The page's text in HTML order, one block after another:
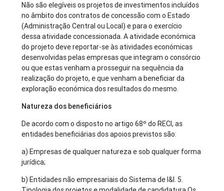
Não são elegíveis os projetos de investimentos incluídos
no âmbito dos contratos de concessão com o Estado
(Administração Central ou Local) e para o exercício
dessa atividade concessionada. A atividade económica
do projeto deve reportar-se às atividades económicas
desenvolvidas pelas empresas que integram o consórcio
ou que estas venham a prosseguir na sequência da
realização do projeto, e que venham a beneficiar da
exploração económica dos resultados do mesmo.
Natureza dos beneficiários
De acordo com o disposto no artigo 68º do RECI, as
entidades beneficiárias dos apoios previstos são:
a) Empresas de qualquer natureza e sob qualquer forma
jurídica;
b) Entidades não empresariais do Sistema de I&I. 5.